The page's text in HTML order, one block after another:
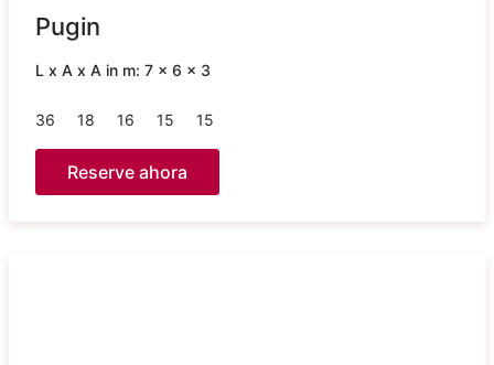
Pugin
L x A x A in m: 7 x 6 x 3
36 18 16 15 15
Reserve ahora